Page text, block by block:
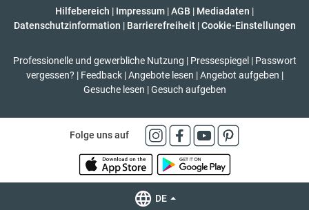
Hilfebereich | Impressum |AGB | Mediadaten |
Datenschutzinformation | Barrierefreiheit | Cookie-Einstellungen
Professionelle und gewerbliche Nutzung | Pressespiegel | Passwort
vergessen? | Feedback | Angebote lesen | Angebot aufgeben |
Gesuche lesen | Gesuch aufgeben
Folge uns auf
DE